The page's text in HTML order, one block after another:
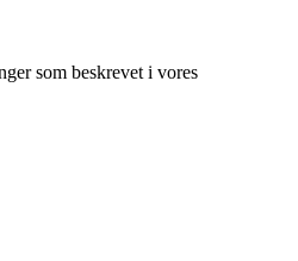
som beskrevet i vores